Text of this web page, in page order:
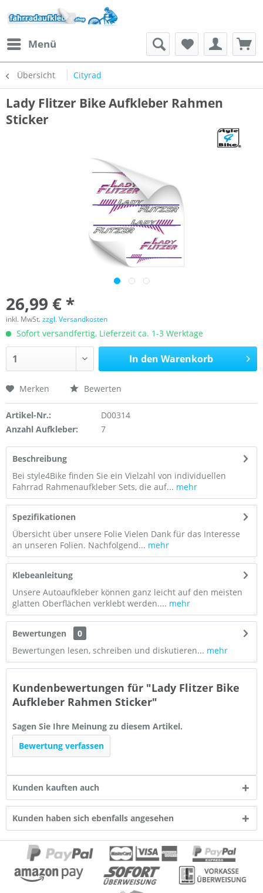
Menü
Übersicht Cityrad
Lady Flitzer Bike Aufkleber Rahmen
Sticker
26,99 € *
inkl. MwSt.zzgl. Versandkosten
Sofort versandfertig, Lieferzeit ca. 1-3 Werktage
In den Warenkorb
Merken Bewerten
Artikel-Nr.:
D00314
Anzahl Aufkleber:
7
Beschreibung
Bei style4Bike finden Sie ein Vielzahl von individuellen
Fahrrad Rahmenaufkleber Sets, die auf... mehr
Spezifikationen
Übersicht über unsere Folie Vielen Dank für das Interesse
an unseren Folien. Nachfolgend... mehr
Klebeanleitung
Unsere Autoaufkleber können ganz leicht auf den meisten
glatten Oberflächen verklebt werden.... mehr
Bewertungen
0
Bewertungen lesen, schreiben und diskutieren... mehr
Kundenbewertungen für "Lady Flitzer Bike
Aufkleber Rahmen Sticker"
Sagen Sie Ihre Meinung zu diesem Artikel.
Bewertung verfassen
Kunden kauften auch
Kunden haben sich ebenfalls angesehen